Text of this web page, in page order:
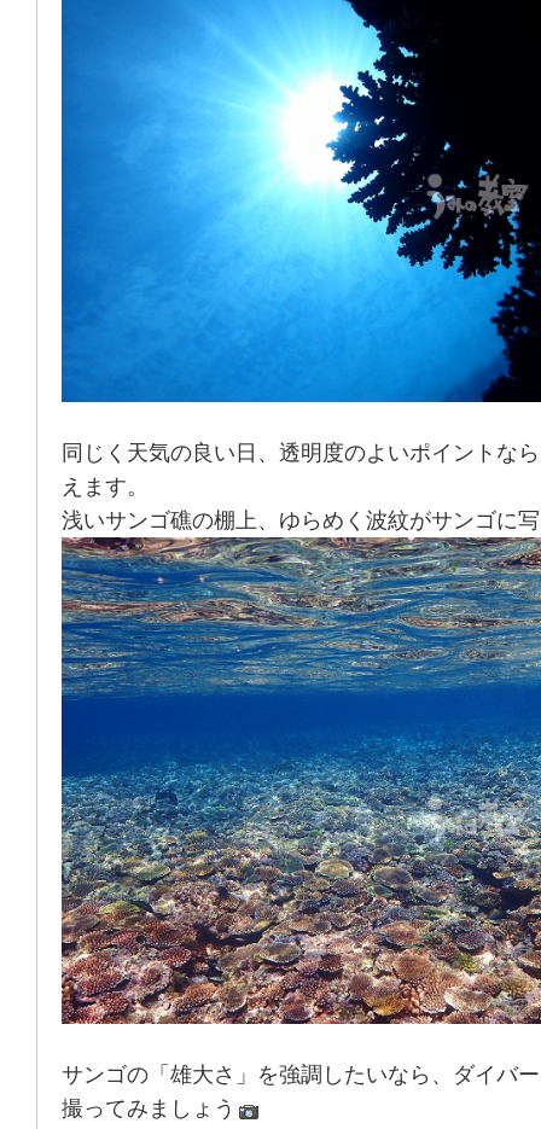
同じく天気の良い日、透明度のよいポイントな
えます。
浅いサンゴ礁の棚上、ゆらめく波紋がサンゴに
サンゴの「雄大さ」を強調したいなら、ダイバ
撮ってみましょう